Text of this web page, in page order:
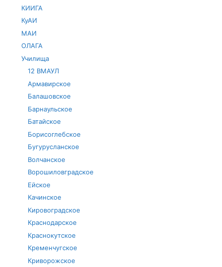
КИИГА
КуАИ
МАИ
ОЛАГА
Училища
12 ВМАУЛ
Армавирское
Балашовское
Барнаульское
Батайское
Борисоглебское
Бугурусланское
Волчанское
Ворошиловградское
Ейское
Качинское
Кировоградское
Краснодарское
Краснокутское
Кременчугское
Криворожское